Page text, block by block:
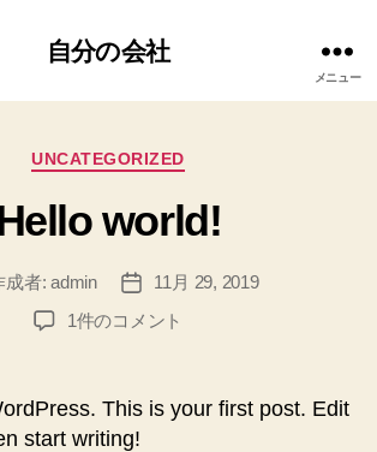
自分の会社
メニュー
カ
ゴ
リ
UNCATEGORIZED
world!
成者:admin
投
稿
11月 29, 2019
Hello
1件のコメント
This is your first post. Edit
start writing!